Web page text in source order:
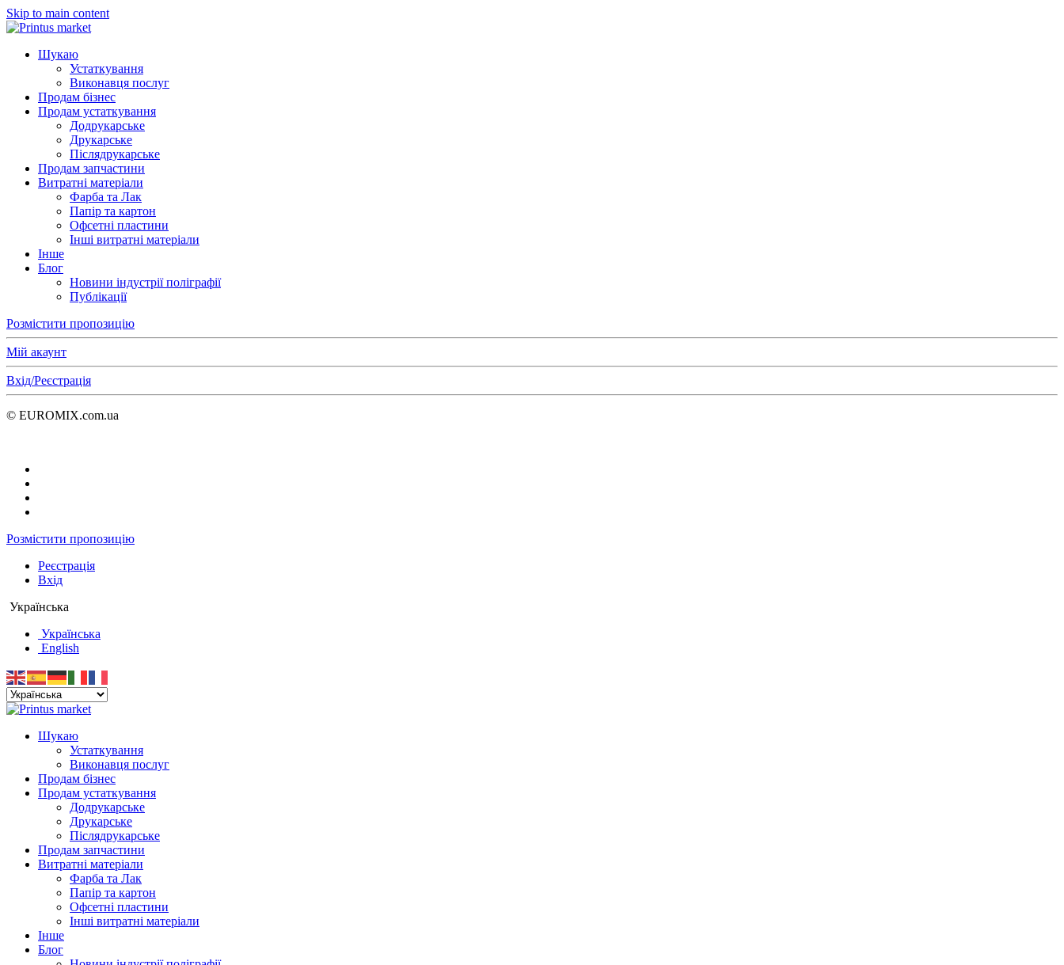
Skip to main content
Шукаю
Устаткування
Виконавця послуг
Продам бізнес
Продам устаткування
Додрукарське
Друкарське
Післядрукарське
Продам запчастини
Витратні матеріали
Фарба та Лак
Папір та картон
Офсетні пластини
Інші витратні матеріали
Інше
Блог
Новини індустрії поліграфії
Публікації
Розмістити пропозицію
Мій акаунт
Вхід/Реєстрація
© EUROMIX.com.ua
Розмістити пропозицію
Реєстрація
Вхід
Українська
Українська
English
Шукаю
Устаткування
Виконавця послуг
Продам бізнес
Продам устаткування
Додрукарське
Друкарське
Післядрукарське
Продам запчастини
Витратні матеріали
Фарба та Лак
Папір та картон
Офсетні пластини
Інші витратні матеріали
Інше
Блог